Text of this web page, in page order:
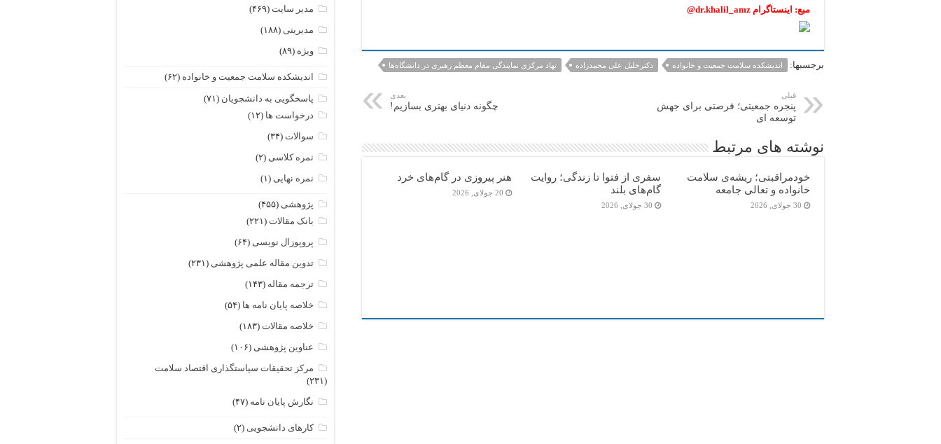
مبع: اینستاگرام dr.khalil_amz@
برجسبها: اندیشکده سلامت جمعیت و خانواده دکترخلیل علی محمدزاده نهاد مرکزی نمایندگی مقام معظم رهبری در دانشگاه‌ها
قبلی
پنجره جمعیتی؛ فرصتی برای جهش
توسعه ای
بعدی
چگونه دنیای بهتری بسازیم!
نوشته های مرتبط
خودمراقبتی؛ ریشه‌ی سلامت
خانواده و تعالی جامعه
30 جولای, 2026
سفری از فتوا تا زندگی؛ روایت
گام‌های بلند
30 جولای, 2026
هنر پیروزی در گام‌های خرد
20 جولای, 2026
مدیر سایت(۴۶۹)
مدیریتی (۱۸۸)
ویژه (۸۹)
اندیشکده سلامت جمعیت و خانواده (۶۲)
پاسخگویی به دانشجویان (۷۱)
درخواست ها (۱۲)
سوالات(۳۴)
نمره کلاسی (۲)
نمره نهایی (۱)
پژوهشی (۴۵۵)
بانک مقالات(۲۲۱)
پروپوزال نویسی (۶۴)
تدوین مقاله علمی پژوهشی (۲۳۱)
ترجمه مقاله (۱۴۳)
خلاصه پایان نامه ها (۵۴)
خلاصه مقالات(۱۸۳)
عناوین پژوهشی (۱۰۶)
مرکز تحقیقات سیاستگذاری اقتصاد سلامت
(۲۳۱)
نگارش پایان نامه (۴۷)
کارهای دانشجویی (۲)